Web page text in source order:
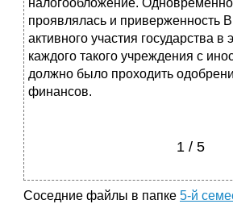
налогообложение.
проявлялась и приверженность
активного участия государства в
каждого такого учреждения с
должно было проходить
финансов.
1 / 5
Соседние файлы в папке 5-й